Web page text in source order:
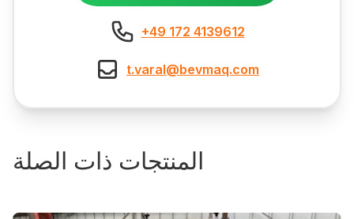
+49 172 4139612
t.varal@bevmaq.com
المنتجات ذات الصلة